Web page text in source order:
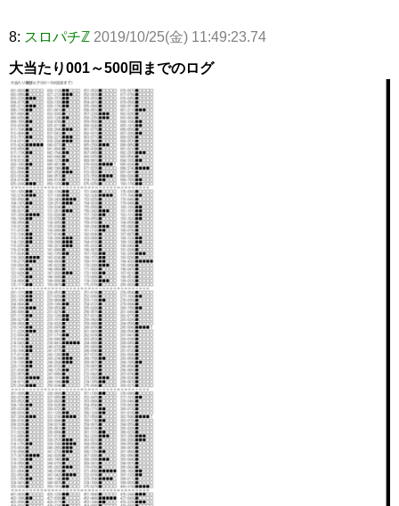
8: スロパチℤ 2019/10/25(金) 11:49:23.74
大当たり001～500回までのログ